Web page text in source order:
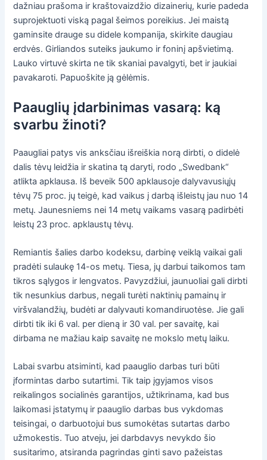
dažniau prašoma ir kraštovaizdžio dizainerių, kurie padeda
suprojektuoti viską pagal šeimos poreikius. Jei maistą
gaminsite drauge su didele kompanija, skirkite daugiau
erdvės. Girliandos suteiks jaukumo ir foninį apšvietimą.
Lauko virtuvė skirta ne tik skaniai pavalgyti, bet ir jaukiai
pavakaroti. Papuoškite ją gėlėmis.
Paauglių įdarbinimas vasarą: ką
svarbu žinoti?
Paaugliai patys vis anksčiau išreiškia norą dirbti, o didelė
dalis tėvų leidžia ir skatina tą daryti, rodo „Swedbank“
atlikta apklausa. Iš beveik 500 apklausoje dalyvavusiųjų
tėvų 75 proc. jų teigė, kad vaikus į darbą išleistų jau nuo 14
metų. Jaunesniems nei 14 metų vaikams vasarą padirbėti
leistų 23 proc. apklaustų tėvų.
Remiantis šalies darbo kodeksu, darbinę veiklą vaikai gali
pradėti sulaukę 14-os metų. Tiesa, jų darbui taikomos tam
tikros sąlygos ir lengvatos. Pavyzdžiui, jaunuoliai gali dirbti
tik nesunkius darbus, negali turėti naktinių pamainų ir
viršvalandžių, budėti ar dalyvauti komandiruotėse. Jie gali
dirbti tik iki 6 val. per dieną ir 30 val. per savaitę, kai
dirbama ne mažiau kaip savaitę ne mokslo metų laiku.
Labai svarbu atsiminti, kad paauglio darbas turi būti
įformintas darbo sutartimi. Tik taip įgyjamos visos
reikalingos socialinės garantijos, užtikrinama, kad bus
laikomasi įstatymų ir paauglio darbas bus vykdomas
teisingai, o darbuotojui bus sumokėtas sutartas darbo
užmokestis. Tuo atveju, jei darbdavys nevykdo šio
susitarimo, atsiranda pagrindas ginti savo pažeistas